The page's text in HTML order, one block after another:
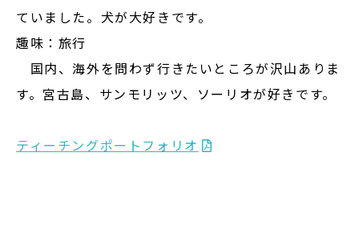
ていました。犬が大好きです。
趣味：旅行
国内、海外を問わず行きたいところが沢山ありま
す。宮古島、サンモリッツ、ソーリオが好きです。
ティーチングポートフォリオ